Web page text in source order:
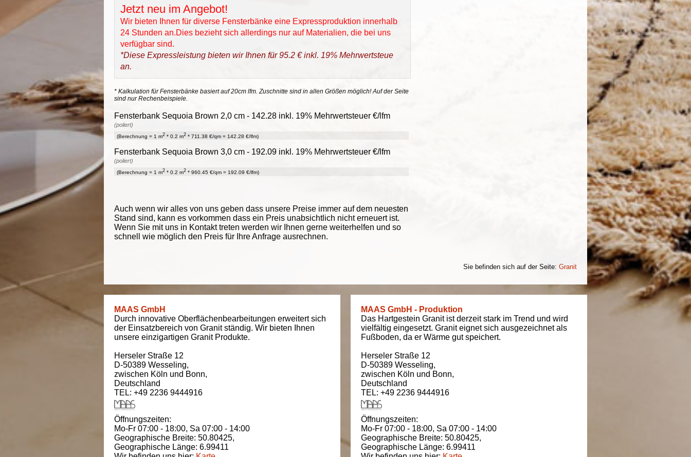
Jetzt neu im Angebot!
Wir bieten Ihnen für diverse Fensterbänke eine Expressproduktion innerhalb
24 Stunden an.Dies bezieht sich allerdings nur auf Materialien, die bei uns
verfügbar sind.
*Diese Expressleistung bieten wir Ihnen für 95.2 € inkl. 19% Mehrwertsteue
an.
* Kalkulation für Fensterbänke basiert auf 20cm lfm. Zuschnitte sind in allen Größen möglich! Auf der Seite
sind nur Rechenbeispiele.
Fensterbank Sequoia Brown 2,0 cm - 142.28 inkl. 19% Mehrwertsteuer €/lfm
(poliert)
(Berechnung = 1 m2 * 0.2 m2 * 711.38 €/qm = 142.28 €/lfm)
Fensterbank Sequoia Brown 3,0 cm - 192.09 inkl. 19% Mehrwertsteuer €/lfm
(poliert)
(Berechnung = 1 m2 * 0.2 m2 * 960.45 €/qm = 192.09 €/lfm)
Auch wenn wir alles von uns geben dass unsere Preise immer auf dem neuesten
Stand sind, kann es vorkommen dass ein Preis unabsichtlich nicht erneuert ist.
Wenn Sie mit uns in Kontakt treten werden wir Ihnen gerne weiterhelfen und so
schnell wie möglich den Preis für Ihre Anfrage ausrechnen.
Sie befinden sich auf der Seite: Granit
MAAS GmbH
Durch innovative Oberflächenbearbeitungen erweitert sich
der Einsatzbereich von Granit ständig. Wir bieten Ihnen
unsere einzigartigen Granit Produkte.
Herseler Straße 12
D-50389 Wesseling,
zwischen Köln und Bonn,
Deutschland
TEL: +49 2236 9444916
Öffnungszeiten:
Mo-Fr 07:00 - 18:00, Sa 07:00 - 14:00
Geographische Breite: 50.80425,
Geographische Länge: 6.99411
MAAS GmbH - Produktion
Das Hartgestein Granit ist derzeit stark im Trend und wird
vielfältig eingesetzt. Granit eignet sich ausgezeichnet als
Fußboden, da er Wärme gut speichert.
Herseler Straße 12
D-50389 Wesseling,
zwischen Köln und Bonn,
Deutschland
TEL: +49 2236 9444916
Öffnungszeiten:
Mo-Fr 07:00 - 18:00, Sa 07:00 - 14:00
Geographische Breite: 50.80425,
Geographische Länge: 6.99411